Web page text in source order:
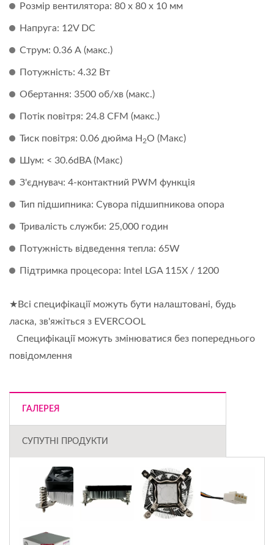
Розмір вентилятора: 80 x 80 x 10 мм
Напруга: 12V DC
Струм: 0.36 А (макс.)
Потужність: 4.32 Вт
Обертання: 3500 об/хв (макс.)
Потік повітря: 24.8 CFM (макс.)
Тиск повітря: 0.06 дюйма H 2O (Макс)
Шум: < 30.6dBA (Макс)
З'єднувач: 4-контактний PWM функція
Тип підшипника: Сувора підшипникова опора
Тривалість служби: 25,000 годин
Потужність відведення тепла: 65W
Підтримка процесора: Intel LGA 115X / 1200
★Всі специфікації можуть бути налаштовані, будь
ласка, зв'яжіться з EVERCOOL
Специфікації можуть змінюватися без попереднього
повідомлення
ГАЛЕРЕЯ
СУПУТНІ ПРОДУКТИ